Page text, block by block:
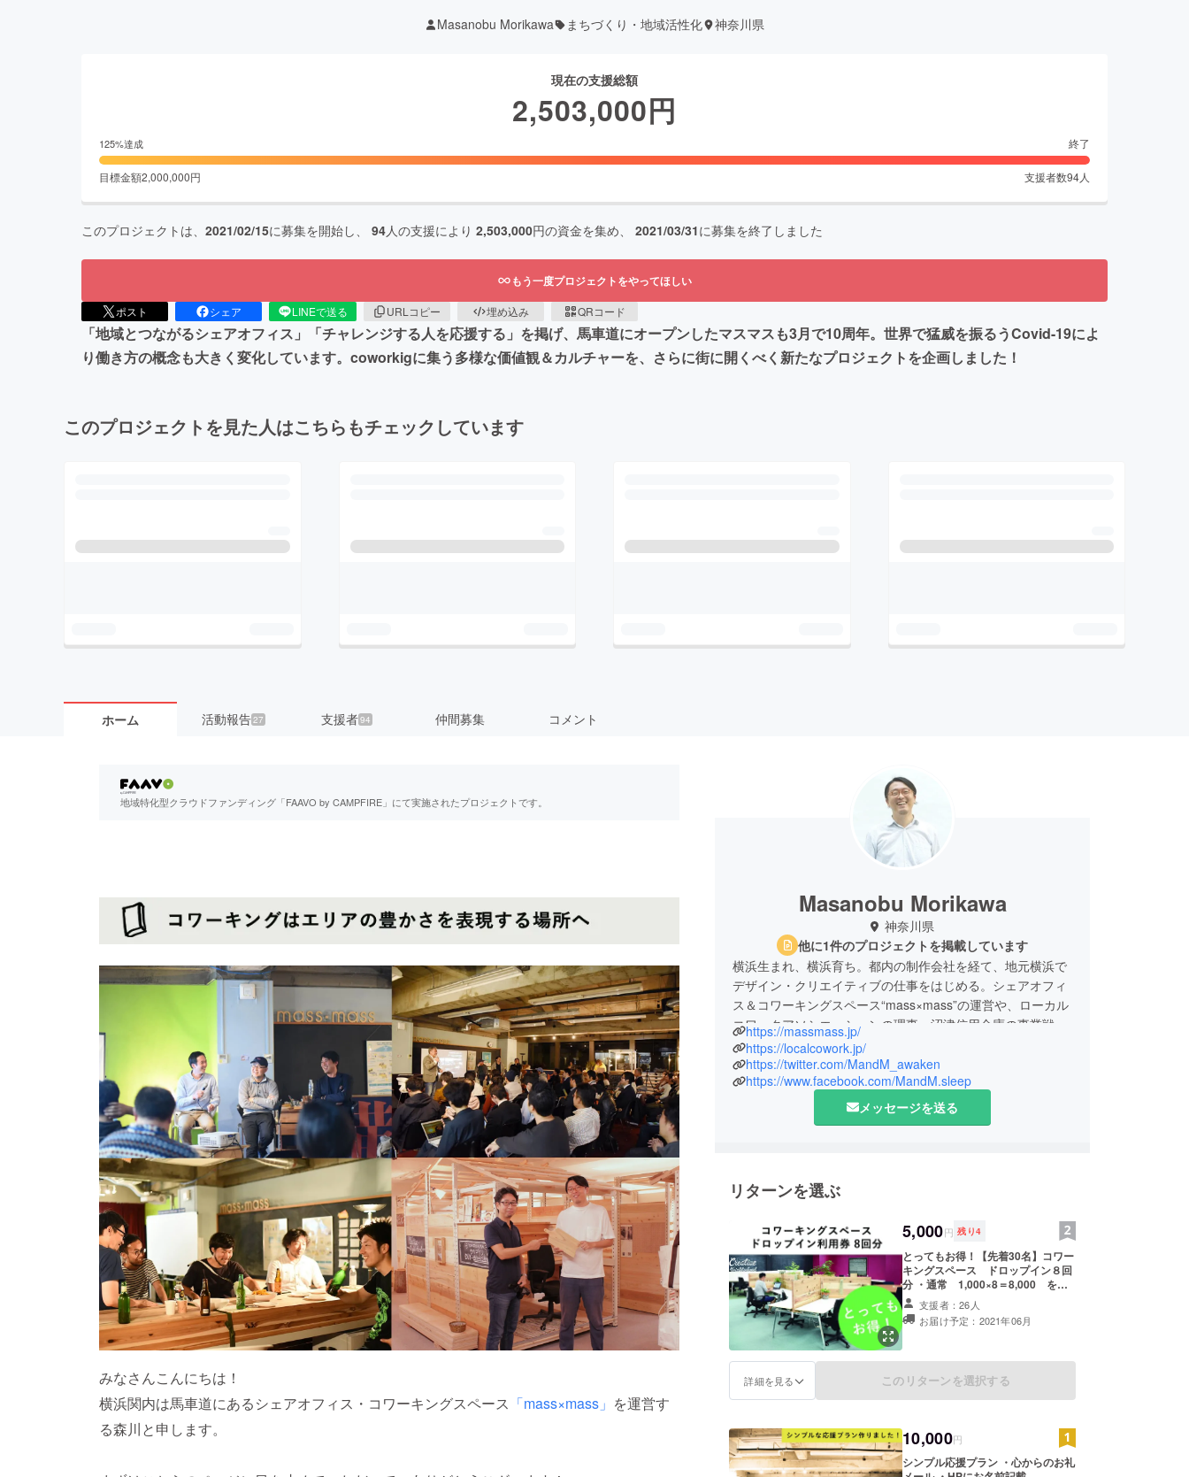
Masanobu Morikawa まちづくり・地域活性化 神奈川県
現在の支援総額
2,503,000円
125%達成 終了
目標金額2,000,000円 支援者数94人
このプロジェクトは、 2021/02/15に募集を開始し、 94人の支援により 2,503,000円の資金を集め、 2021/03/31に募集を終了しました
もう一度プロジェクトをやってほしい
ポスト シェア LINEで送る URLコピー 埋め込み QRコード
「地域とつながるシェアオフィス」「チャレンジする人を応援する」を掲げ、馬車道にオープンしたマスマスも3月で10周年。世界で猛威を振るうCovid-19によ
り働き方の概念も大きく変化しています。coworkigに集う多様な価値観＆カルチャーを、さらに街に開くべく新たなプロジェクトを企画しました！
このプロジェクトを見た人はこちらもチェックしています
ホーム 活動報告 27 支援者94 仲間募集 コメント
地域特化型クラウドファンディング「FAAVO by CAMPFIRE」にて実施されたプロジェクトです。
みなさんこんにちは！
横浜関内は馬車道にあるシェアオフィス・コワーキングスペース 「mass×mass」 を運営す
る森川と申します。
Masanobu Morikawa
神奈川県
他に1件のプロジェクトを掲載しています
横浜生まれ、横浜育ち。都内の制作会社を経て、地元横浜で
デザイン・クリエイティブの仕事をはじめる。シェアオフィ
ス＆コワーキングスペース“mass×mass”の運営や、ローカル
コワークアソシエーションの理事、沼津信用金庫の事業戦略
アドバイザーなど横浜・神奈川や他都市のコミュニティプ
ラットフォームの運営など、ご縁に恵まれていろいろ活動を
しています。
『クリエイティブの力で地域を豊かに』をモットーに、日々
あれこれやってます。
https://massmass.jp/
https://localcowork.jp/
https://twitter.com/MandM_awaken
https://www.facebook.com/MandM.sleep
メッセージを送る
リターンを選ぶ
5,000円 残り4
とってもお得！【先着30名】コワー
キングスペース ドロップイン８回
分 ・通常 1,000×8＝8,000 を
5,000でご提供 ・利用可能：平日
10:00-18:00 ・心からのお礼のメー
ル ・期限は2021年内まで ・初回ご
支援者：26人
お届け予定：2021年06月
詳細を見る このリターンを選択する
10,000円
シンプル応援プラン ・心からのお礼